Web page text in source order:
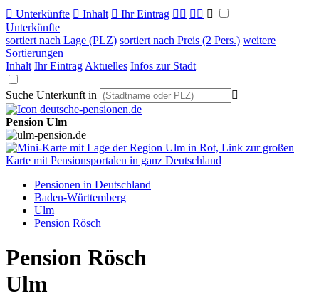
 Unterkünfte  Inhalt  Ihr Eintrag   
Unterkünfte
sortiert nach Lage (PLZ) sortiert nach Preis (2 Pers.) weitere
Sortierungen
Inhalt Ihr Eintrag Aktuelles Infos zur Stadt
Suche Unterkunft in 
Pension Ulm
Pensionen in Deutschland
Baden-Württemberg
Ulm
Pension Rösch
Pension Rösch
Ulm